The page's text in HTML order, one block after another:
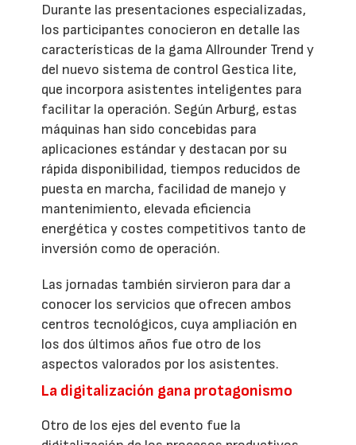
Durante las presentaciones especializadas,
los participantes conocieron en detalle las
características de la gama Allrounder Trend y
del nuevo sistema de control Gestica lite,
que incorpora asistentes inteligentes para
facilitar la operación. Según Arburg, estas
máquinas han sido concebidas para
aplicaciones estándar y destacan por su
rápida disponibilidad, tiempos reducidos de
puesta en marcha, facilidad de manejo y
mantenimiento, elevada eficiencia
energética y costes competitivos tanto de
inversión como de operación.
Las jornadas también sirvieron para dar a
conocer los servicios que ofrecen ambos
centros tecnológicos, cuya ampliación en
los dos últimos años fue otro de los
aspectos valorados por los asistentes.
La digitalización gana protagonismo
Otro de los ejes del evento fue la